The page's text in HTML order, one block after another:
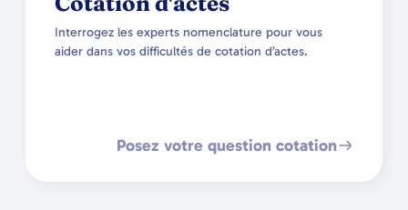
Interrogez les experts nomenclature pour vous
aider dans vos difficultés de cotation d’actes.
Posez votre question cotation